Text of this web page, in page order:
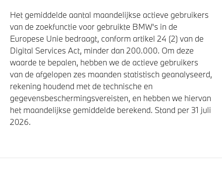
Het gemiddelde aantal maandelijkse actieve gebruikers
van de zoekfunctie voor gebruikte BMW's in de
Europese Unie bedraagt, conform artikel 24 (2) van de
Digital Services Act, minder dan 200.000. Om deze
waarde te bepalen, hebben we de actieve gebruikers
van de afgelopen zes maanden statistisch geanalyseerd,
rekening houdend met de technische en
gegevensbeschermingsvereisten, en hebben we hiervan
het maandelijkse gemiddelde berekend. Stand per 31 juli
2026.